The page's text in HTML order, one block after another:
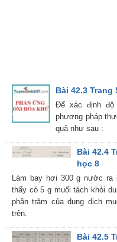
Bài 42.3 Trang
Để xác định độ
phương pháp
quả như sau :
Bài 42.4
học 8
Làm bay hơi 300 g nước ra
thấy có 5 g muối tách khỏi
phần trăm của dung dịch
trên.
Bài 42.5